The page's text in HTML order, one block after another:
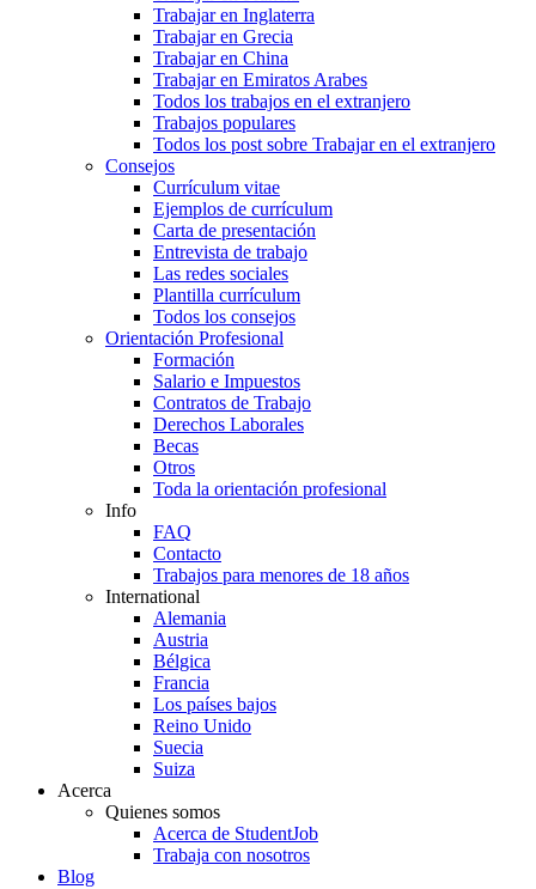
Trabajar en Inglaterra
Trabajar en Grecia
Trabajar en China
Trabajar en Emiratos Arabes
Todos los trabajos en el extranjero
Trabajos populares
Todos los post sobre Trabajar en el extranjero
Consejos
Currículum vitae
Ejemplos de currículum
Carta de presentación
Entrevista de trabajo
Las redes sociales
Plantilla currículum
Todos los consejos
Orientación Profesional
Formación
Salario e Impuestos
Contratos de Trabajo
Derechos Laborales
Becas
Otros
Toda la orientación profesional
Info
FAQ
Contacto
Trabajos para menores de 18 años
International
Alemania
Austria
Bélgica
Francia
Los países bajos
Reino Unido
Suecia
Suiza
Acerca
Quienes somos
Acerca de StudentJob
Trabaja con nosotros
Blog